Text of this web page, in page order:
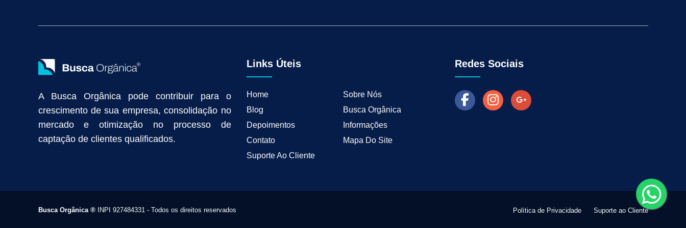
Anunciar na Internet
Captar Clientes Criação de Site para Indústria Marketing de Busca Industrial Marketing Industrial B2B Marketing para Empresas
Como Fazer Industria Vender Mais
A Busca Orgânica pode contribuir para o
crescimento de sua empresa, consolidação no
mercado e otimização no processo de
captação de clientes qualificados.
Links Úteis
Home
Sobre Nós
Blog
Busca Orgânica
Depoimentos
Informações
Contato
Mapa Do Site
Suporte Ao Cliente
Redes Sociais
Busca Orgânica ®INPI 927484331 - Todos os direitos reservados Política de Privacidade Suporte ao Cliente